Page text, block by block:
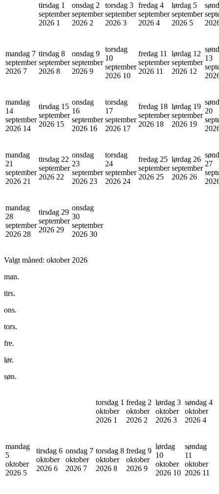
tirsdag 1
september
2026 1
onsdag 2
september
2026 2
torsdag 3
september
2026 3
fredag 4
september
2026 4
lørdag 5
september
2026 5
mandag 7
september
2026 7
tirsdag 8
september
2026 8
onsdag 9
september
2026 9
torsdag
10
september
2026 10
fredag 11
september
2026 11
lørdag 12
september
2026 12
13
mandag
14
september
2026 14
tirsdag 15
september
2026 15
onsdag
16
september
2026 16
torsdag
17
september
2026 17
fredag 18
september
2026 18
lørdag 19
september
2026 19
20
mandag
21
september
2026 21
tirsdag 22
september
2026 22
onsdag
23
september
2026 23
torsdag
24
september
2026 24
fredag 25
september
2026 25
lørdag 26
september
2026 26
27
mandag
28
september
2026 28
tirsdag 29
september
2026 29
onsdag
30
september
2026 30
Valgt måned: oktober 2026
man.
tirs.
ons.
tors.
fre.
lør.
søn.
torsdag 1
oktober
2026 1
fredag 2
oktober
2026 2
lørdag 3
oktober
2026 3
søndag 4
oktober
2026 4
mandag
5
oktober
2026 5
tirsdag 6
oktober
2026 6
onsdag 7
oktober
2026 7
torsdag 8
oktober
2026 8
fredag 9
oktober
2026 9
lørdag
10
oktober
2026 10
søndag
11
oktober
2026 11